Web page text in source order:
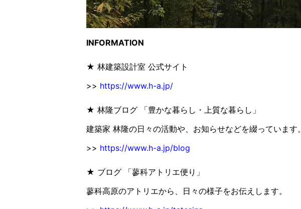
INFORMATION
★ 林建築設計室 公式サイト
>> https://www.h-a.jp/
★ 林隆ブログ 「豊かな暮らし・上質な暮らし」
建築家 林隆の日々の活動や、お知らせなどを綴っています。
>> https://www.h-a.jp/blog
★ ブログ 「蓼科アトリエ便り」
蓼科高原のアトリエから、日々の様子をお伝えします。